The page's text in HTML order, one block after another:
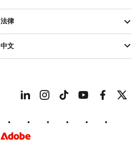
法律
中文